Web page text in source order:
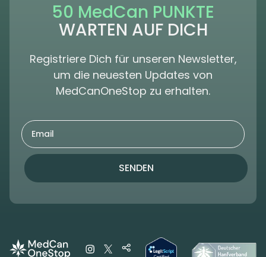
50 MedCan PUNKTE
WARTEN AUF DICH
Registriere Dich für unseren Newsletter,
um die neuesten Updates von
MedCanOneStop zu erhalten.
SENDEN